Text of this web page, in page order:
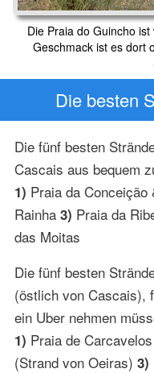
Die Praia do Guincho
Geschmack ist es dort
Die besten
Die fünf besten
Cascais aus bequem
1) Praia da Conceição
Rainha 3) Praia da
das Moitas
Die fünf besten
(östlich von Cascais),
ein Uber nehmen
1) Praia de Carcavelos
(Strand von Oeiras) 3)